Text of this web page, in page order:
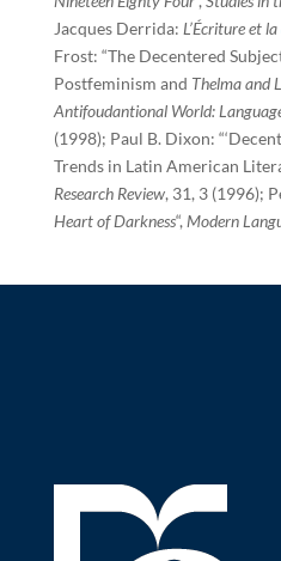
Jacques Derrida: L’Écriture et la
Frost: “The Decentered
Postfeminism and Thelma and
Antifoudantional World:
(1998); Paul B. Dixon:
Trends in Latin American
Research Review, 31, 3 (1996);
Heart of Darkness“, Modern